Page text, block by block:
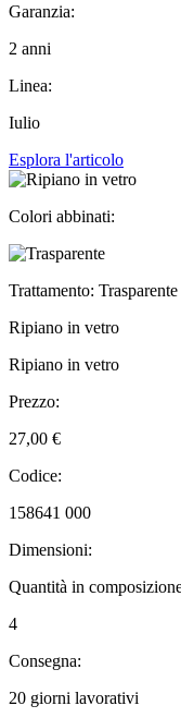
Garanzia:
2 anni
Linea:
Iulio
Esplora l'articolo
Colori abbinati:
Trattamento: Trasparente
Ripiano in vetro
Ripiano in vetro
Prezzo:
27,00 €
Codice:
158641 000
Dimensioni:
Quantità in
4
Consegna:
20 giorni lavorativi